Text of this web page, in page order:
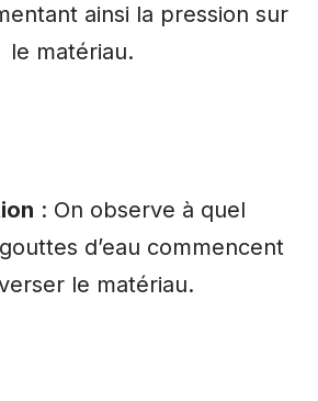
ainsi la pression sur
le matériau.
: On observe à quel
d’eau commencent
le matériau.